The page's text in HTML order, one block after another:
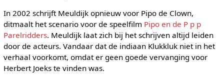
In 2002 schrijft Meuldijk opnieuw voor Pipo de Clown,
ditmaalt het scenario voor de speelfilm Pipo en de P p p
Parelridders. Meuldijk laat zich bij het schrijven altijd leiden
door de acteurs. Vandaar dat de indiaan Klukkluk niet in het
verhaal voorkomt, omdat er geen goede vervanging voor
Herbert Joeks te vinden was.